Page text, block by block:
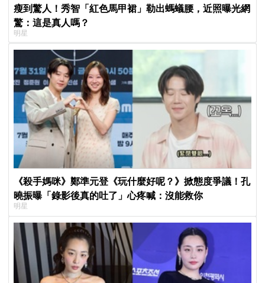
瘦到驚人！秀智「紅色馬甲裙」勒出螞蟻腰，近照曝光網
驚：這是真人嗎？
明星
《殺手媽咪》鄭準元登《玩什麼好呢？》掀態度爭議！孔
曉振曝「錄影後真的吐了」心疼喊：沒能救你
明星